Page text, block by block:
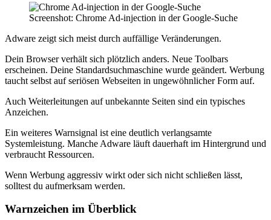
Screenshot: Chrome Ad-injection in der Google-Suche
Adware zeigt sich meist durch auffällige Veränderungen.
Dein Browser verhält sich plötzlich anders. Neue Toolbars
erscheinen. Deine Standardsuchmaschine wurde geändert. Werbung
taucht selbst auf seriösen Webseiten in ungewöhnlicher Form auf.
Auch Weiterleitungen auf unbekannte Seiten sind ein typisches
Anzeichen.
Ein weiteres Warnsignal ist eine deutlich verlangsamte
Systemleistung. Manche Adware läuft dauerhaft im Hintergrund und
verbraucht Ressourcen.
Wenn Werbung aggressiv wirkt oder sich nicht schließen lässt,
solltest du aufmerksam werden.
Warnzeichen im Überblick